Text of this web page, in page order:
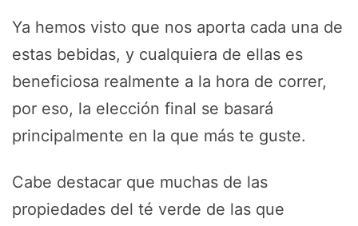
Ya hemos visto que nos aporta cada una de
estas bebidas, y cualquiera de ellas es
beneficiosa realmente a la hora de correr,
por eso, la elección final se basará
principalmente en la que más te guste.
Cabe destacar que muchas de las
propiedades del té verde de las que